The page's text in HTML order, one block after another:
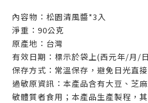
內容物：松園清風醬*3入
淨重：90公克
原產地：台灣
有效日期：標示於袋上(西元年/月/
保存方式：常溫保存，避免日光直
過敏原資訊：本產品含有大豆、芝
敏體質者食用；本產品生產製程，